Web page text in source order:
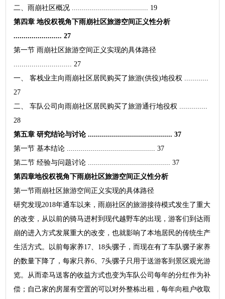
二、雨崩社区概况 ...................................... 19
第四章 地役权视角下雨崩社区旅游空间正义性分析
........................ 27
第一节 雨崩社区旅游空间正义实现的具体路径
............................. 27
一、 客栈业主向雨崩社区居民购买了旅游(供役)地役权 ............
27
二、 车队公司向雨崩社区居民购买了旅游通行地役权 ..............
28
第五章 研究结论与讨论 .......................................... 37
第一节 基本结论 ............................................ 37
第二节 经验与问题讨论 ......................................... 37
第四章地役权视角下雨崩社区旅游空间正义性分析
第一节雨崩社区旅游空间正义实现的具体路径
研究发现2018年通车以来，雨崩社区的旅游接待模式发生了重大
的改变，从以前的骑马进村到现代越野车的出现，游客们到达雨
崩的进入方式发展重大的改变，也就影响了本地居民的传统生产
生活方式。以前每家养17、18头骡子，而现在有了车队骡子家养
的数量下降了，每家只养6、7头骡子只用于送游客到景区观光游
览。从而牵马送客的收益方式也变为车队公司每年的分红作为补
偿；自己家的房屋有空置的可以对外整栋出租，每年向租户收取